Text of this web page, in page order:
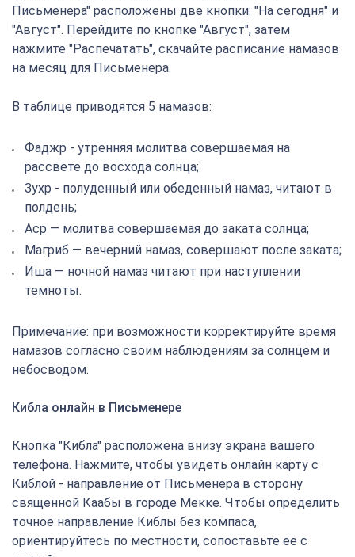
Письменера" расположены две кнопки: "На сегодня" и
"Август". Перейдите по кнопке "Август", затем
нажмите "Распечатать", скачайте расписание намазов
на месяц для Письменера.
В таблице приводятся 5 намазов:
Фаджр - утренняя молитва совершаемая на
рассвете до восхода солнца;
Зухр - полуденный или обеденный намаз, читают в
полдень;
Аср — молитва совершаемая до заката солнца;
Магриб — вечерний намаз, совершают после заката;
Иша — ночной намаз читают при наступлении
темноты.
Примечание: при возможности корректируйте время
намазов согласно своим наблюдениям за солнцем и
небосводом.
Кибла онлайн в Письменере
Кнопка "Кибла" расположена внизу экрана вашего
телефона. Нажмите, чтобы увидеть онлайн карту с
Киблой - направление от Письменера в сторону
священной Каабы в городе Мекке. Чтобы определить
точное направление Киблы без компаса,
ориентируйтесь по местности, сопоставьте ее с